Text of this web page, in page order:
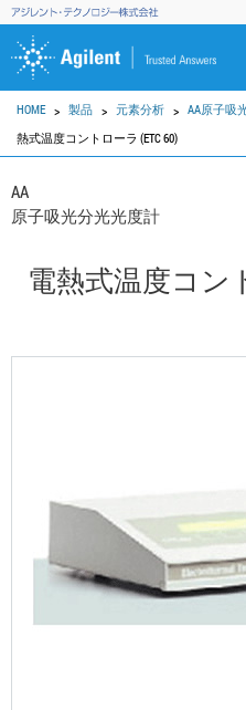
HOME 製品 元素分析 AA原子吸
熱式温度コントローラ (ETC 60)
AA
原子吸光分光光度計
電熱式温度コン